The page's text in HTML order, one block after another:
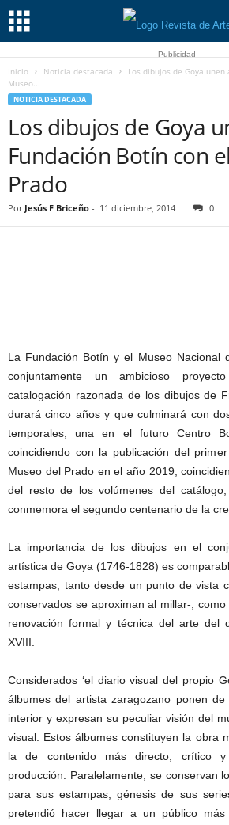
Publicidad
Inicio Noticia destacada
Los dibujos de Goya
Museo...
NOTICIA DESTACADA
Los dibujos de Goya
Fundación Botín con
Prado
Por Jesús F Briceño - 11 diciembre, 2014 0
La Fundación Botín y el Museo Nacional
conjuntamente un ambicioso
catalogación razonada de los dibujos de
durará cinco años y que culminará con
temporales, una en el futuro Centro
coincidiendo con la publicación del
Museo del Prado en el año 2019,
del resto de los volúmenes del
conmemora el segundo centenario de la
La importancia de los dibujos en el
artística de Goya (1746-1828) es
estampas, tanto desde un punto de vista
conservados se aproximan al millar-,
renovación formal y técnica del arte del
XVIII.
Considerados ‘el diario visual del propio
álbumes del artista zaragozano ponen
interior y expresan su peculiar visión del
visual. Estos álbumes constituyen la obra
la de contenido más directo, crítico
producción. Paralelamente, se conservan
para sus estampas, génesis de sus
pretendió hacer llegar a un público más